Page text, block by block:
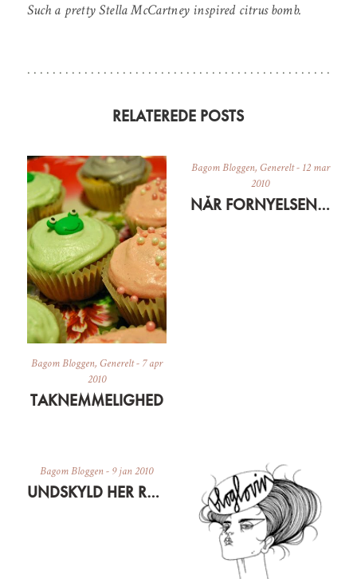
Such a pretty Stella McCartney inspired citrus bomb.
RELATEREDE POSTS
Bagom Bloggen, Generelt- 7 apr
2010
TAKNEMMELIGHED
Bagom Bloggen, Generelt- 12 mar
2010
NÅR FORNYELSENS FORKÆMPERE BLIVER KONSERVATIVE
Bagom Bloggen- 9 jan 2010
UNDSKYLD HER RODER…